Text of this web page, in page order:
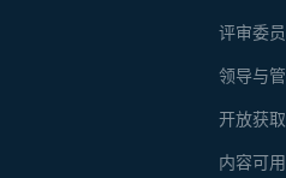
评审委
领导与
开放获
内容可